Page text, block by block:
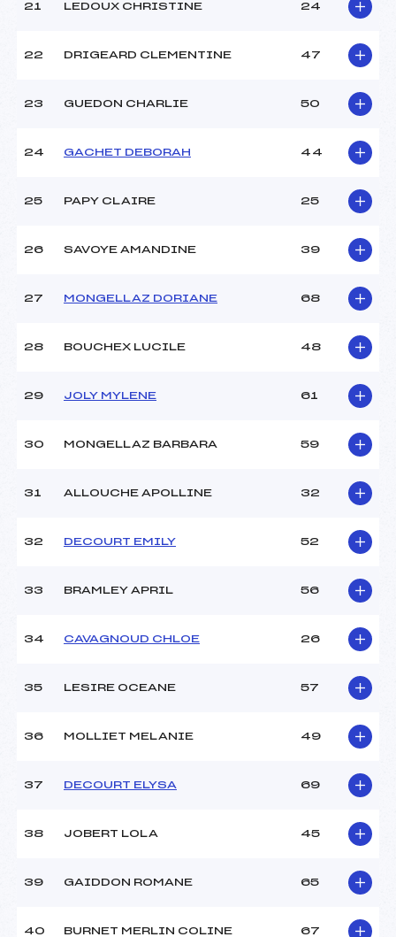
21 LEDOUX CHRISTINE 24
22 DRIGEARD CLEMENTINE 47
23 GUEDON CHARLIE 50
24 GACHET DEBORAH 44
25 PAPY CLAIRE 25
26 SAVOYE AMANDINE 39
27 MONGELLAZ DORIANE 68
28 BOUCHEX LUCILE 48
29 JOLY MYLENE 61
30 MONGELLAZ BARBARA 59
31 ALLOUCHE APOLLINE 32
32 DECOURT EMILY 52
33 BRAMLEY APRIL 56
34 CAVAGNOUD CHLOE 26
35 LESIRE OCEANE 57
36 MOLLIET MELANIE 49
37 DECOURT ELYSA 69
38 JOBERT LOLA 45
39 GAIDDON ROMANE 65
40 BURNET MERLIN COLINE 67